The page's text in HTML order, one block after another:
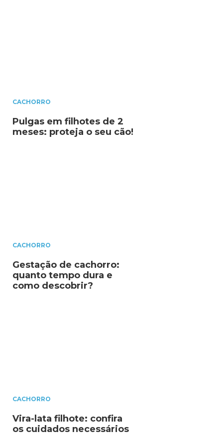
CACHORRO
Pulgas em filhotes de 2
meses: proteja o seu cão!
CACHORRO
Gestação de cachorro:
quanto tempo dura e
como descobrir?
CACHORRO
Vira-lata filhote: confira
os cuidados necessários